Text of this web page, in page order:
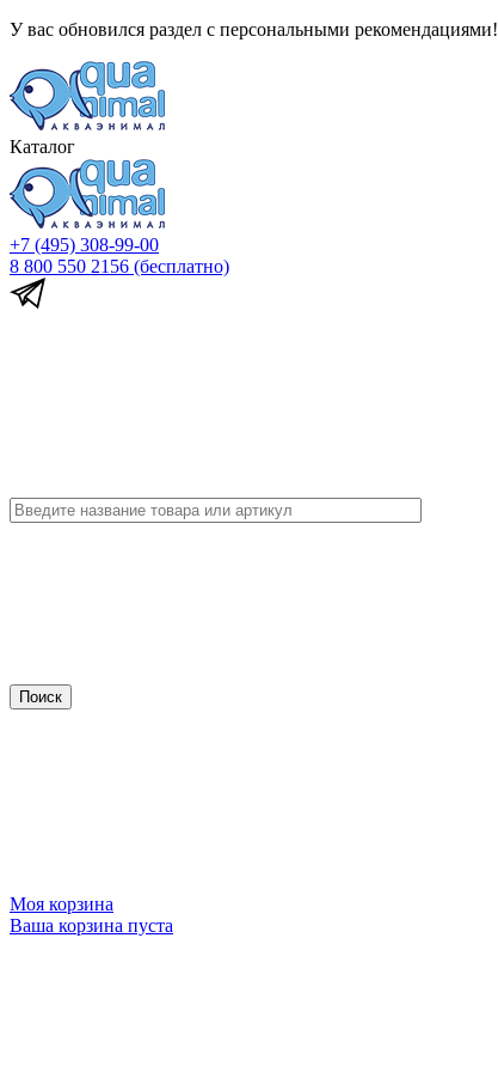
У вас обновился раздел с персональными рекомендациями!
Каталог
+7 (495) 308-99-00
8 800 550 2156 (бесплатно)
Моя корзина
Ваша корзина пуста